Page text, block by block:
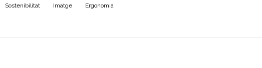
Sostenibilitat Imatge Ergonomia